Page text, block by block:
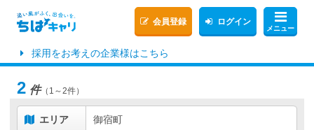
メニュー
会員登録 ログイン
採用をお考えの企業様はこちら
2 件（1～2件）
エリア 御宿町